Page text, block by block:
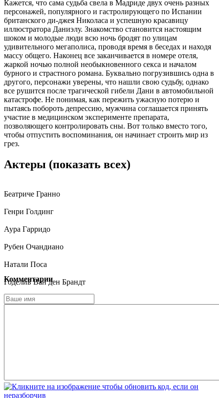
Кажется, что сама судьба свела в Мадриде двух очень разных
персонажей, популярного и гастролирующего по Испании
британского ди-джея Николаса и успешную красавицу
иллюстратора Даниэлу. Знакомство становится настоящим
шоком и молодые люди всю ночь бродят по улицам
удивительного мегаполиса, проводя время в беседах и находя
массу общего. Наконец все заканчивается в номере отеля,
жаркой ночью полной необыкновенного секса и началом
бурного и страстного романа. Буквально погрузившись одна в
другого, персонажи уверены, что нашли свою судьбу, однако
все рушится после трагической гибели Дани в автомобильной
катастрофе. Не понимая, как пережить ужасную потерю и
пытаясь побороть депрессию, мужчина соглашается принять
участие в медицинском эксперименте препарата,
позволяющего контролировать сны. Вот только вместо того,
чтобы отпустить воспоминания, он начинает строить мир из
грез.
Актеры (показать всех)
Беатриче Гранно
Генри Голдинг
Аура Гарридо
Рубен Очандиано
Натали Поса
Годелив Ван ден Брандт
Франк Фейс
Комментарии